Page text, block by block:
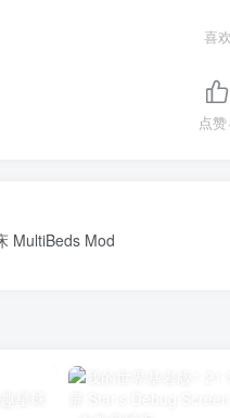
喜
点赞
MultiBeds Mod